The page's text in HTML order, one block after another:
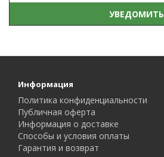
УВЕДОМИТЬ
Информация
Политика конфиденциальности
Публичная оферта
Информация о доставке
Способы и условия оплаты
Гарантия и возврат